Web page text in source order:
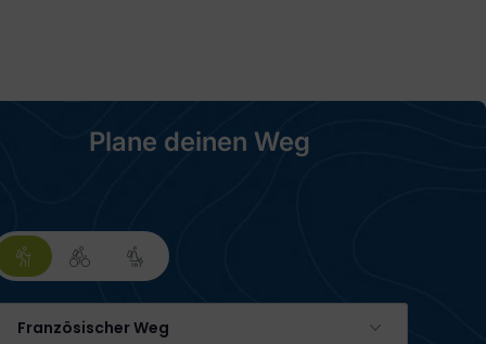
Plane deinen Weg
Französischer Weg